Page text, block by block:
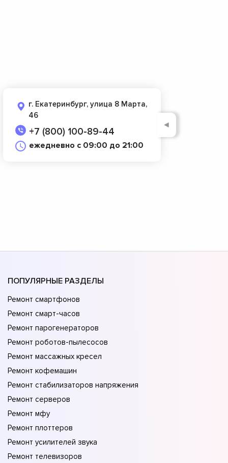
г. Екатеринбург, улица 8 Марта,
46
+7 (800) 100-89-44
ежедневно с 09:00 до 21:00
◄
ПОПУЛЯРНЫЕ РАЗДЕЛЫ
Ремонт смартфонов
Ремонт смарт-часов
Ремонт парогенераторов
Ремонт роботов-пылесосов
Ремонт массажных кресел
Ремонт кофемашин
Ремонт стабилизаторов напряжения
Ремонт серверов
Ремонт мфу
Ремонт плоттеров
Ремонт усилителей звука
Ремонт телевизоров